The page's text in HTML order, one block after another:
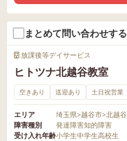
まとめて問い合わせする
放課後等デイサービス
ヒトツナ北越谷教室
空きあり 送迎あり 土日祝営業
エリア 埼玉県>越谷市>北越谷
障害種別
発達障害知的障害
受け入れ年齢小学生中学生高校生